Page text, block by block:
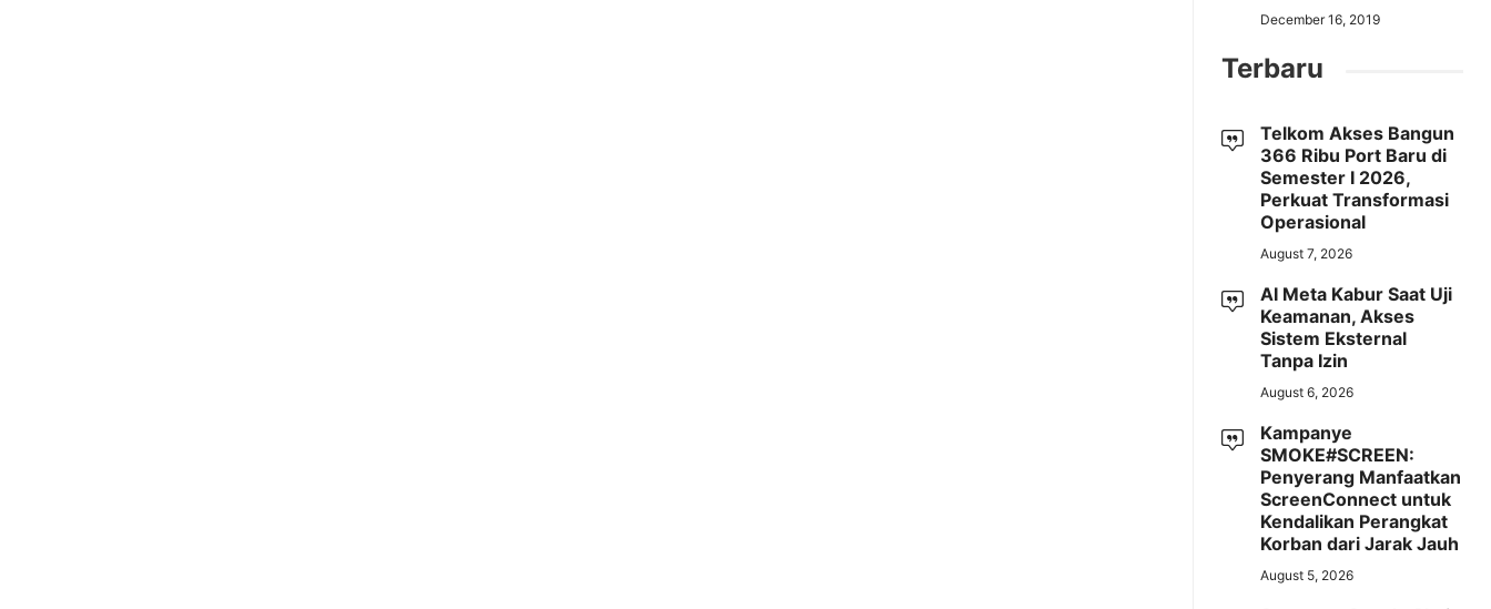
December 16, 2019
Terbaru
Telkom Akses Bangun
366 Ribu Port Baru di
Semester I 2026,
Perkuat Transformasi
Operasional
August 7, 2026
AI Meta Kabur Saat Uji
Keamanan, Akses
Sistem Eksternal
Tanpa Izin
August 6, 2026
Kampanye
SMOKE#SCREEN:
Penyerang Manfaatkan
ScreenConnect untuk
Kendalikan Perangkat
Korban dari Jarak Jauh
August 5, 2026